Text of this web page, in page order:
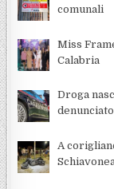
comunali
Miss
Calabria
Droga
A
Schiavonea